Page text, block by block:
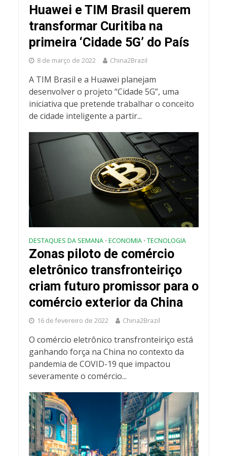
Huawei e TIM Brasil querem
transformar Curitiba na
primeira ‘Cidade 5G’ do País
8 de março de 2022 China2Brazil
A TIM Brasil e a Huawei planejam
desenvolver o projeto “Cidade 5G”, uma
iniciativa que pretende trabalhar o conceito
de cidade inteligente a partir...
DESTAQUES DA SEMANA • ECONOMIA • TECNOLOGIA
Zonas piloto de comércio
eletrônico transfronteiriço
criam futuro promissor para o
comércio exterior da China
16 de fevereiro de 2022 China2Brazil
O comércio eletrônico transfronteiriço está
ganhando força na China no contexto da
pandemia de COVID-19 que impactou
severamente o comércio...